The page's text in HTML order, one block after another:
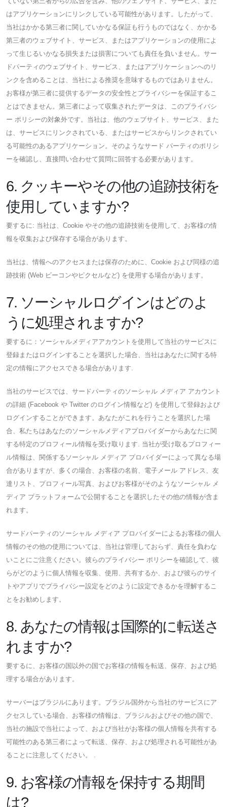
はアプリケーションにリンクしている可能性があります。したがって、
当社はかかる第三者に関していかなる保証も行うものではなく、かかる
第三者のウェブサイト、サービス、またはアプリケーションの使用によ
って生じるいかなる損失または損害についても責任を負いません。サー
ドパーティのウェブサイト、サービス、またはアプリケーションへのリ
ンクを含めることは、当社による推奨を意味するものではありません。
お客様が第三者に提供するデータの安全性とプライバシーを保証するこ
とはできません。第三者によって収集されたデータは、このプライバシ
ー ポリシーの対象外です。当社は、他のウェブサイト、サービス、また
は、サービスにリンクされている、またはサービスからリンクされてい
る可能性のあるアプリケーション。そのようなサード パーティのポリシ
ーを確認し、直接問い合わせて質問に回答する必要があります。
6. クッキーやその他の追跡技術を
使用していますか?
要するに: 当社は、Cookie やその他の追跡技術を使用して、お客様の情
報を収集および保存する場合があります。
当社は、情報へのアクセスまたは保存のために、Cookie および同様の追
跡技術 (Web ビーコンやピクセルなど) を使用する場合があります。
7. ソーシャルログインはどのよ
うに処理されますか?
要するに：ソーシャルメディアアカウントを使用して当社のサービスに
登録またはログインすることを選択した場合、当社はあなたに関する特
定の情報にアクセスできる場合があります.
当社のサービスでは、サードパーティのソーシャル メディア アカウント
の詳細 (Facebook や Twitter のログイン情報など) を使用して登録および
ログインすることができます。あなたがこれを行うことを選択した場
合、私たちはあなたのソーシャルメディアプロバイダーからあなたに関
する特定のプロフィール情報を受け取ります. 当社が受け取るプロフィー
ル情報は、関係するソーシャル メディア プロバイダーによって異なる場
合がありますが、多くの場合、お客様の名前、電子メール アドレス、友
達リスト、プロフィール写真、およびお客様がそのようなソーシャル メ
ディア プラットフォームで公開することを選択したその他の情報が含ま
れます。
サードパーティのソーシャル メディア プロバイダーによるお客様の個人
情報のその他の使用については、当社は管理しておらず、責任を負わな
いことにご注意ください。彼らのプライバシー ポリシーを確認して、彼
らがどのように個人情報を収集、使用、共有するか、および彼らのサイ
トやアプリでプライバシー設定をどのように設定できるかを理解するこ
とをお勧めします。
8. あなたの情報は国際的に転送さ
れますか?
要するに、お客様の国以外の国でお客様の情報を転送、保存、および処
理する場合があります。
サーバーはブラジルにあります。ブラジル国外から当社のサービスにア
クセスしている場合、お客様の情報は、ブラジルおよびその他の国で、
当社の施設で当社によって、および当社がお客様の個人情報を共有する
可能性のある第三者によって転送、保存、および処理される可能性があ
ることに注意してください。 .
9. お客様の情報を保持する期間
は?